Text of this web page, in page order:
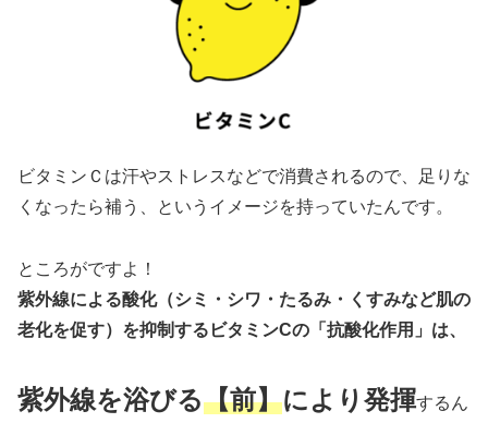
ビタミンＣは汗やストレスなどで消費されるので、足りな
くなったら補う、というイメージを持っていたんです。
ところがですよ！
紫外線による酸化（シミ・シワ・たるみ・くすみなど肌の
老化を促す）を抑制するビタミンCの「抗酸化作用」は、
紫外線を浴びる【前】により発揮するん